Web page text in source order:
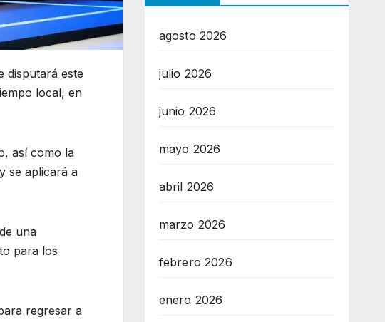
disputará este
local, en
así como la
se aplicará a
una
para los
regresar a
agosto 2026
julio 2026
junio 2026
mayo 2026
abril 2026
marzo 2026
febrero 2026
enero 2026